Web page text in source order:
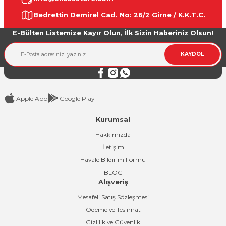
Ürün resmi kalitesiz, bozuk veya görüntülenemiyor.
Ürün açıklamasında eksik bilgiler bulunuyor.
Ürün bilgilerinde hatalar bulunuyor.
Bedrettin Demirel Cad. No: 26/2 Girne / K.K.T.C.
E-Bülten Listemize Kayır Olun, İlk Sizin Haberiniz Olsun!
KAYDOL
Apple App Google Play
Kurumsal
Hakkımızda
İletişim
Havale Bildirim Formu
BLOG
Alışveriş
Mesafeli Satış Sözleşmesi
Ödeme ve Teslimat
Gizlilik ve Güvenlik